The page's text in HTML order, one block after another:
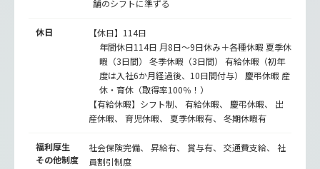
舗のシフトに準ずる
休日
【休日】114日
年間休日114日 月8日～9日休み＋各種休暇 夏季休
暇（3日間） 冬季休暇（3日間） 有給休暇（初年
度は入社6か月経過後、10日間付与） 慶弔休暇 産
休・育休（取得率100％！）
【有給休暇】シフト制、 有給休暇、 慶弔休暇、 出
産休暇、 育児休暇、 夏季休暇有、 冬期休暇有
福利厚生
その他制度
社会保険完備、 昇給有、 賞与有、 交通費支給、 社
員割引制度